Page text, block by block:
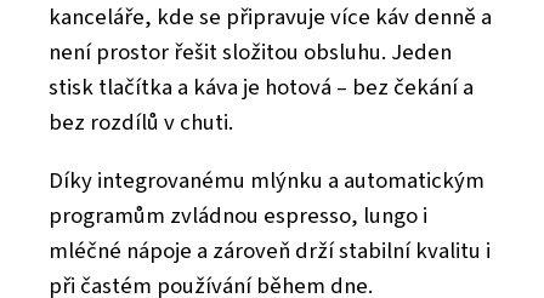
kanceláře, kde se připravuje více káv denně a
není prostor řešit složitou obsluhu. Jeden
stisk tlačítka a káva je hotová – bez čekání a
bez rozdílů v chuti.
Díky integrovanému mlýnku a automatickým
programům zvládnou espresso, lungo i
mléčné nápoje a zároveň drží stabilní kvalitu i
při častém používání během dne.